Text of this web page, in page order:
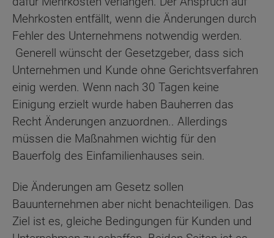
Mehrkosten entfällt, wenn die Änderungen durch
Fehler des Unternehmens notwendig werden.
Generell wünscht der Gesetzgeber, dass sich
Unternehmen und Kunde ohne Gerichtsverfahren
einig werden. Wenn nach 30 Tagen keine
Einigung erzielt wurde haben Bauherren das
Recht Änderungen anzuordnen.. Allerdings
müssen die Maßnahmen wichtig für den
Bauerfolg des Einfamilienhauses sein.
Die Änderungen am Gesetz sollen
Bauunternehmen aber nicht benachteiligen. Das
Ziel ist es, gleiche Bedingungen für Kunden und